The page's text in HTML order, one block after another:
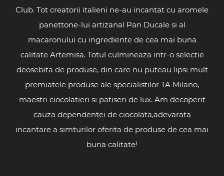
Club. Tot creatorii italieni ne-au incantat cu aromele
panettone-lui artizanal Pan Ducale si al
macaronului cu ingrediente de cea mai buna
calitate Artemisa. Totul culmineaza intr-o selectie
deosebita de produse, din care nu puteau lipsi mult
premiatele produse ale specialistilor TA Milano,
maestri ciocolatieri si patiseri de lux. Am decoperit
cauza dependentei de ciocolata,adevarata
incantare a simturilor oferita de produse de cea mai
buna calitate!